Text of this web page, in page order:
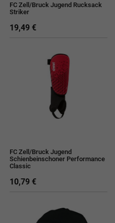
FC Zell/Bruck Jugend Rucksack
Striker
19,49 €
FC Zell/Bruck Jugend
Schienbeinschoner Performance
Classic
10,79 €